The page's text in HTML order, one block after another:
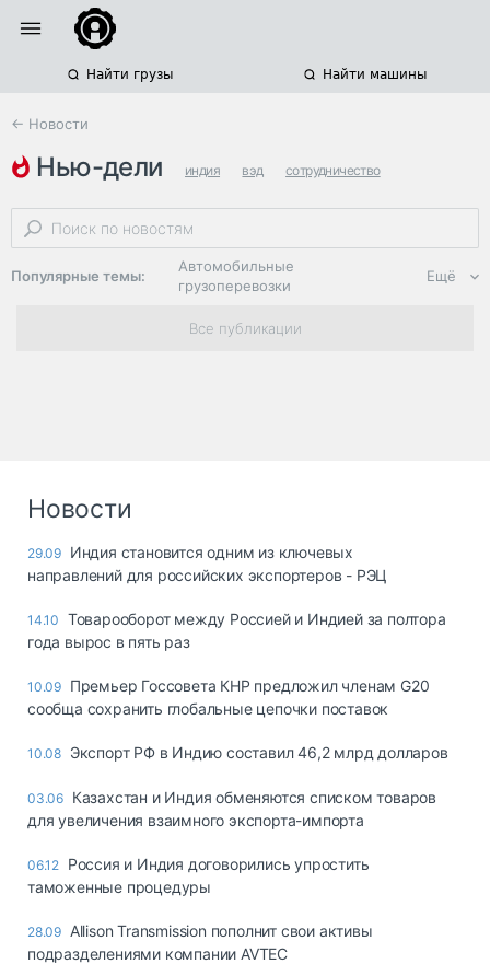
Найти грузы Найти машины
← Новости
нью-дели индия вэд сотрудничество
Популярные темы:
Автомобильные
грузоперевозки
Региональная
логистика
опасные грузы
страхование
Склады и
грузовые
Коммерческий
Спецтехника
Автосервис,
запчасти, шины
Топливо, масла и
автохимия
Дзен
Ещё
Все публикации
Новости
29.09 Индия становится одним из ключевых
направлений для российских экспортеров - РЭЦ
14.10 Товарооборот между Россией и Индией за полтора
года вырос в пять раз
10.09 Премьер Госсовета КНР предложил членам G20
сообща сохранить глобальные цепочки поставок
10.08 Экспорт РФ в Индию составил 46,2 млрд долларов
03.06 Казахстан и Индия обменяются списком товаров
для увеличения взаимного экспорта-импорта
06.12 Россия и Индия договорились упростить
таможенные процедуры
28.09 Allison Transmission пополнит свои активы
подразделениями компании AVTEC